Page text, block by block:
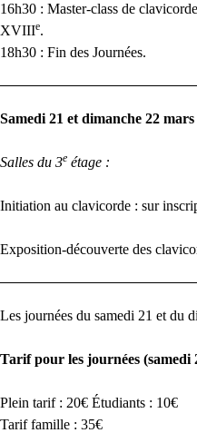
16h30 : Master-class de
XVIIIe.
18h30 : Fin des Journées.
Samedi 21 et dimanche 22 mars
Salles du 3e étage :
Initiation au clavicorde : sur
Exposition-découverte des
Les journées du samedi 21 et du
Tarif pour les journées (samedi
Plein tarif : 20€ Étudiants : 10€
Tarif famille : 35€